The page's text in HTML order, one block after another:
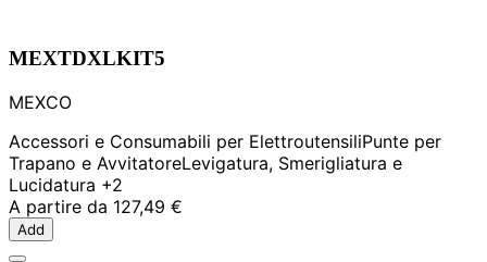
MEXTDXLKIT5
MEXCO
Accessori e Consumabili per ElettroutensiliPunte per
Trapano e AvvitatoreLevigatura, Smerigliatura e
Lucidatura +2
A partire da 127,49 €
Add